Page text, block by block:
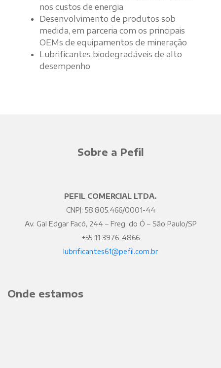
nos custos de energia
Desenvolvimento de produtos sob
medida, em parceria com os principais
OEMs de equipamentos de mineração
Lubrificantes biodegradáveis de alto
desempenho
Sobre a Pefil
PEFIL COMERCIAL LTDA.
CNPJ: 58.805.466/0001-44
Av. Gal Edgar Facó, 244 – Freg. do Ó – São Paulo/SP
+55 11 3976-4866
lubrificantes61@pefil.com.br
Onde estamos